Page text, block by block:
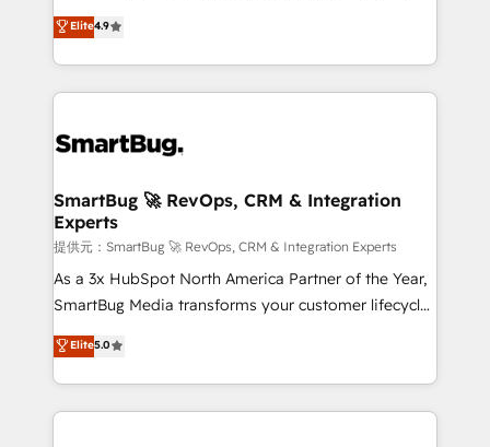
run your revenue process. Sales, marketing, and
service wired together. ➤ AI and Integrations: Layer
tune-ups, feature rollouts, adoption coaching. Buying
HubSpot, switching to it, or reviving a stale portal?
We are built for the work.
ティブ・エージェンシーとして、HubSpot Eliteの実装
力で顧客フロント業務を再設計します。 💡 100inc は何
をする会社か？ HubSpotを共通基盤に、AIエージェン
トを組み込んだ顧客フロント業務（マーケティング・営
ィブ・エージェンシーです。事業部・グループ会社・部
を、CRMを軸とした全社共通基盤に再構築します。意
思決定者・PMO・現場担当者に並走します。 1️⃣
HubSpot導入・活用支援 顧客データの一元化から、
GTMの見える化・自動化まで。全Hub統合運用、デー
タ品質設計、グループ横断のCRM統合に対応します。
の一部をAIが自律実行する組織への移行を設計・実装。
Breeze・Claude等をHubSpotと連携させ、役割定義・
Elite4.9
SmartBug 🚀 RevOps, CRM & Integration
Experts
提供元：SmartBug 🚀 RevOps, CRM & Integration Experts
As a 3x HubSpot North America Partner of the Year,
SmartBug Media transforms your customer lifecycle
into a revenue engine. Our unified ecosystem
includes specialized divisions Globalia (AI &
Software) and Point Success Media (Paid Media),
making this the official home for all three brands. 🔄
Elite5.0